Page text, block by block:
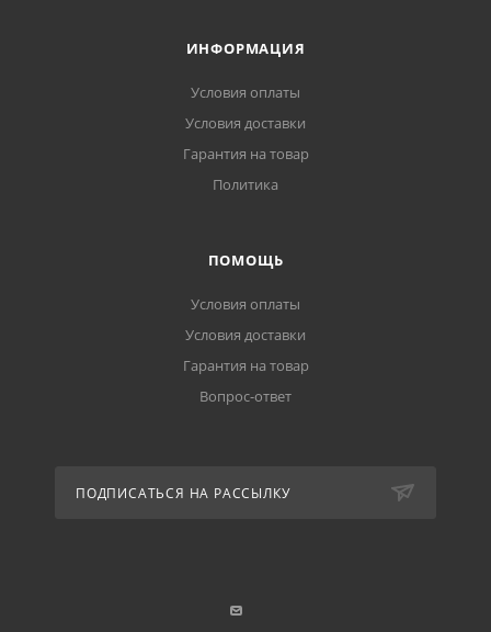
ИНФОРМАЦИЯ
Условия оплаты
Условия доставки
Гарантия на товар
Политика
ПОМОЩЬ
Условия оплаты
Условия доставки
Гарантия на товар
Вопрос-ответ
ПОДПИСАТЬСЯ НА РАССЫЛКУ